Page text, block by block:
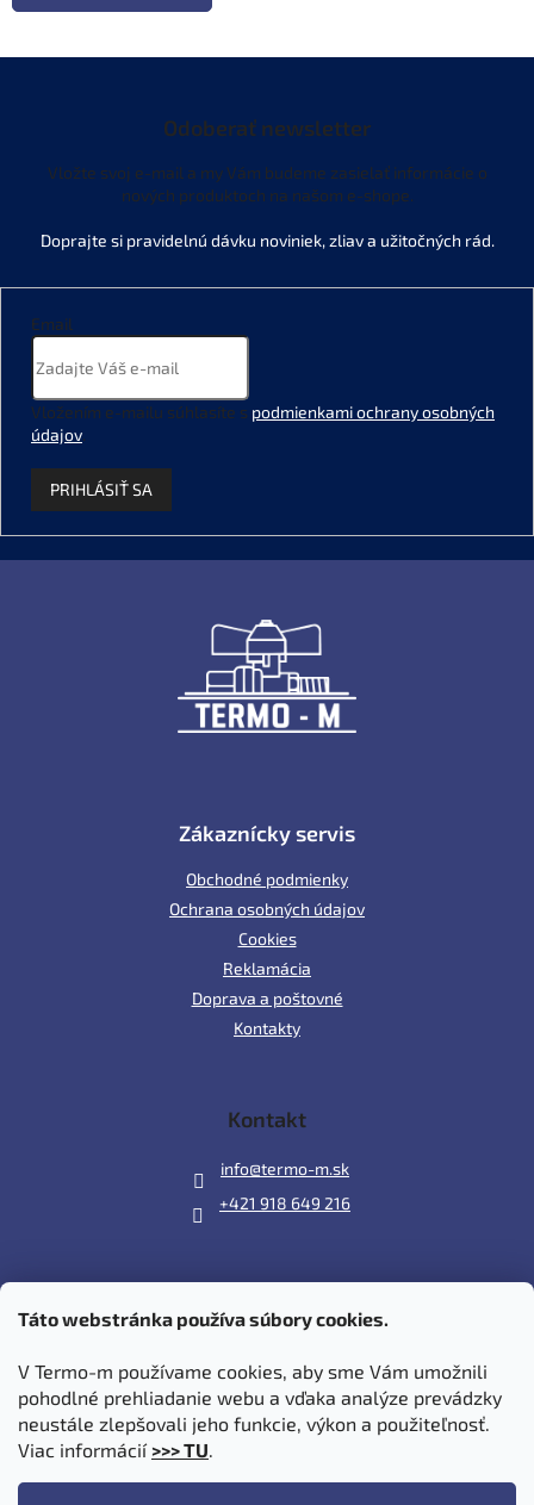
Táto webstránka používa súbory cookies.
V Termo-m používame cookies, aby sme Vám umožnili
pohodlné prehliadanie webu a vďaka analýze prevádzky
neustále zlepšovali jeho funkcie, výkon a použiteľnosť.
Viac informácií >>> TU.
Odoberať newsletter
Vložte svoj e-mail a my Vám budeme zasielať informácie o
nových produktoch na našom e-shope.
Email
Vložením e-mailu súhlasíte s podmienkami ochrany osobných
údajov.
PRIHLÁSIŤ SA
Zákaznícky servis
Obchodné podmienky
Ochrana osobných údajov
Cookies
Reklamácia
Doprava a poštovné
Kontakty
Kontakt
info@termo-m.sk
+421 918 649 216
Prijímame online platby